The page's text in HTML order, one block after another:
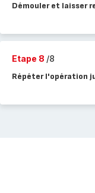
Démouler et laisser
Etape 8 /8
Répéter l'opération